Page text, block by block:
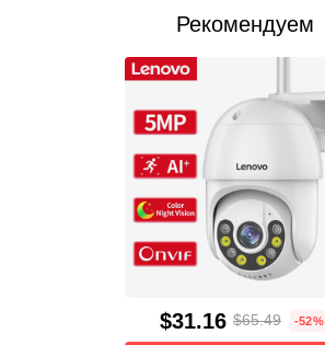
Рекомендуем
$31.16 $65.49 -52%